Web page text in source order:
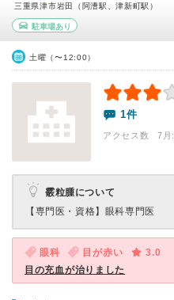
三重県津市岩田（阿漕駅、津新町駅）
駐車場あり
土曜（〜12:00）
1件
アクセス数 7月:
霰粒腫について
【専門医・資格】 眼科専門医
眼科 目が赤い
3.0
目の充血が治りました